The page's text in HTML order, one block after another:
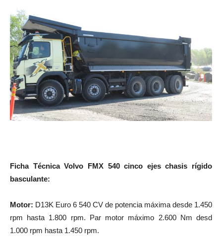
Ficha Técnica Volvo FMX 540 cinco ejes chasis rígido
basculante:
Motor: D13K Euro 6 540 CV de potencia máxima desde 1.450
rpm hasta 1.800 rpm. Par motor máximo 2.600 Nm desd
1.000 rpm hasta 1.450 rpm.